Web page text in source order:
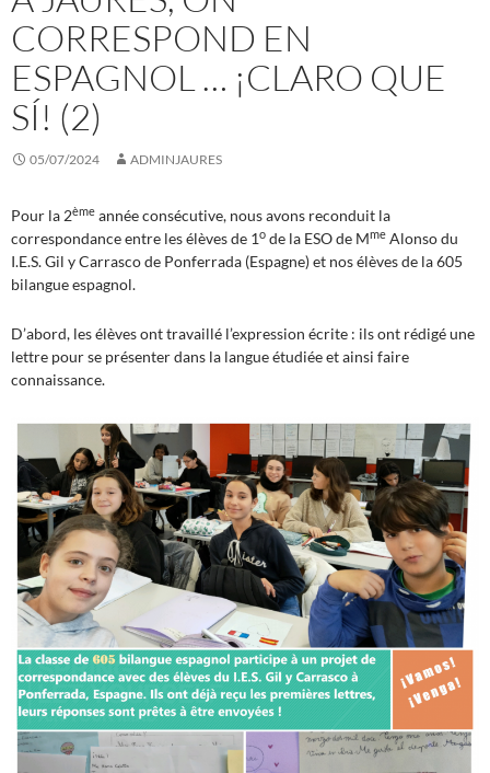
CORRESPOND EN
ESPAGNOL … ¡CLARO QUE
SÍ! (2)
05/07/2024 ADMINJAURES
Pour la 2ème année consécutive, nous avons reconduit la
correspondance entre les élèves de 1o de la ESO de Mme Alonso du
I.E.S. Gil y Carrasco de Ponferrada (Espagne) et nos élèves de la 605
bilangue espagnol.
D’abord, les élèves ont travaillé l’expression écrite : ils ont rédigé une
lettre pour se présenter dans la langue étudiée et ainsi faire
connaissance.